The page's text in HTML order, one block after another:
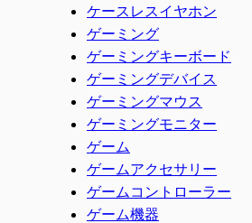
ケースレスイヤホン
ゲーミング
ゲーミングキーボード
ゲーミングデバイス
ゲーミングマウス
ゲーミングモニター
ゲーム
ゲームアクセサリー
ゲームコントローラー
ゲーム機器